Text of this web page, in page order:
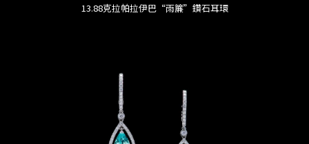
13.88克拉帕拉伊巴“雨簾”鑽石耳環